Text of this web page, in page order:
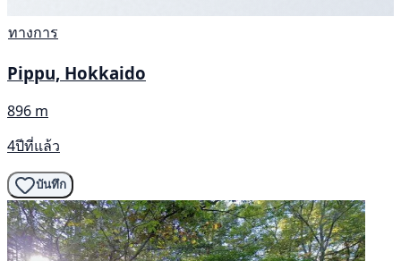
ทางการ
Pippu, Hokkaido
896 m
4ปีที่แล้ว
บันทึก